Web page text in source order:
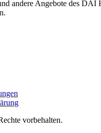
andere Angebote des DAI
vorbehalten.